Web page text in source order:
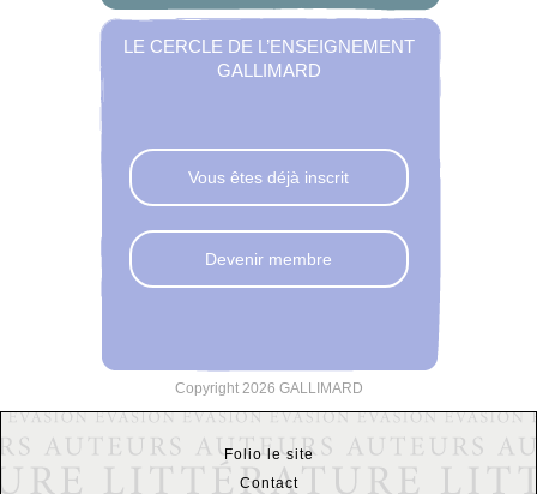
LE CERCLE DE L’ENSEIGNEMENT
GALLIMARD
Vous êtes déjà inscrit
Devenir membre
Copyright 2026 GALLIMARD
Folio le site
Contact